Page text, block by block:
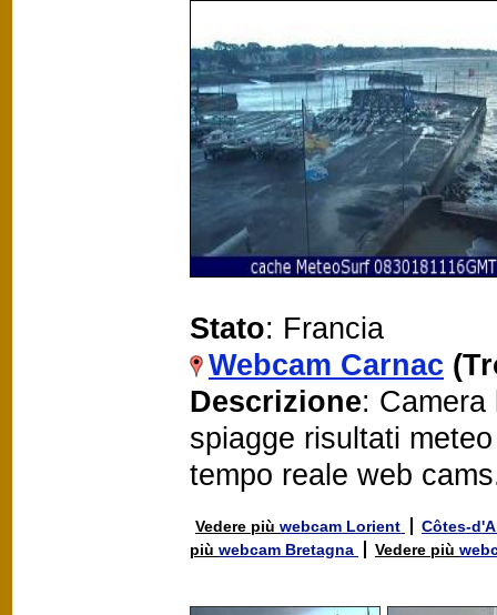
Stato: Francia
Webcam Carnac
Descrizione:
spiagge risultati
tempo reale web
Vedere più webcam Lorient
Côtes-
più webcam Bretagna Vedere più